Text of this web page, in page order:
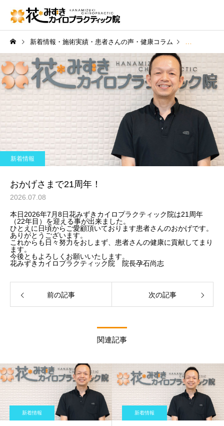
新着情報・施術実績・患者さんの声・健康コラム 新着情報
新着情報
おかげさまで21周年！
2026.07.08
本日2026年7月8日花みずきカイロプラクティック院は21周年
（22年目）を迎える事が出来ました。
ひとえに日頃からご愛顧頂いております患者さんのおかげです。
ありがとうございます。
これからも日々努力をおしまず、患者さんの健康に貢献してまり
ます。
今後ともよろしくお願いいたします。
花みずきカイロプラクティック院 院長孕石尚志
前の記事 次の記事
関連記事
新着情報 新着情報